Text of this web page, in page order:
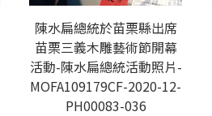
陳水扁總統於苗栗縣出席
苗栗三義木雕藝術節開幕
活動-陳水扁總統活動照片-
MOFA109179CF-2020-12-
PH00083-036